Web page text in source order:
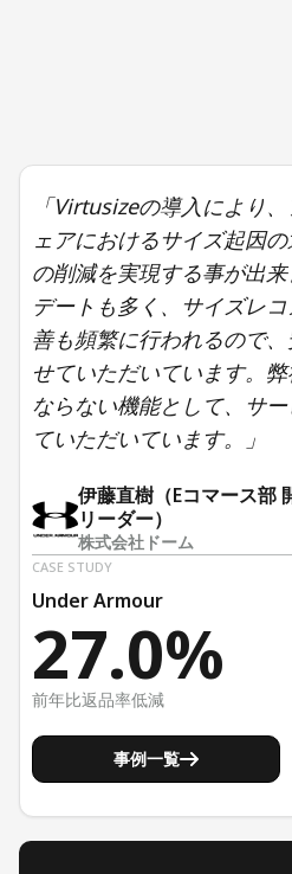
「Virtusizeの導入により
ェアにおけるサイズ起因
の削減を実現する事が出
デートも多く、サイズレ
善も頻繁に行われるので
せていただいています。
ならない機能として、サ
ていただいています。」
伊藤直樹（Eコマース部
リーダー）
株式会社ドーム
CASE STUDY
Under Armour
27.0%
前年比返品率低減
事例一覧